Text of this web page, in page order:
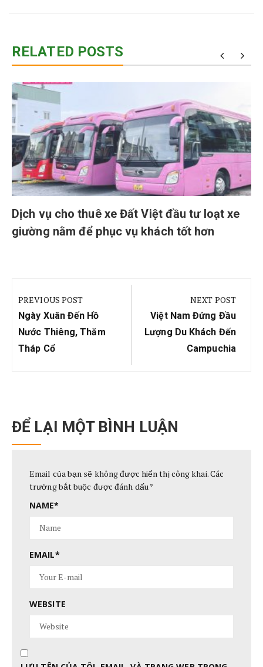
RELATED POSTS
Dịch vụ cho thuê xe Đất Việt đầu tư loạt xe
giường nằm để phục vụ khách tốt hơn
hướng
bài
viết
PREVIOUS POST
Previous
Post:
Ngày Xuân Đến Hồ
Nước Thiêng, Thăm
Tháp Cổ
NEXT POST
Next
Post:
Việt Nam Đứng Đầu
Lượng Du Khách Đến
Campuchia
ĐỂ LẠI MỘT BÌNH LUẬN
Email của bạn sẽ không được hiển thị công khai.Các
trường bắt buộc được đánh dấu*
NAME*
EMAIL*
WEBSITE